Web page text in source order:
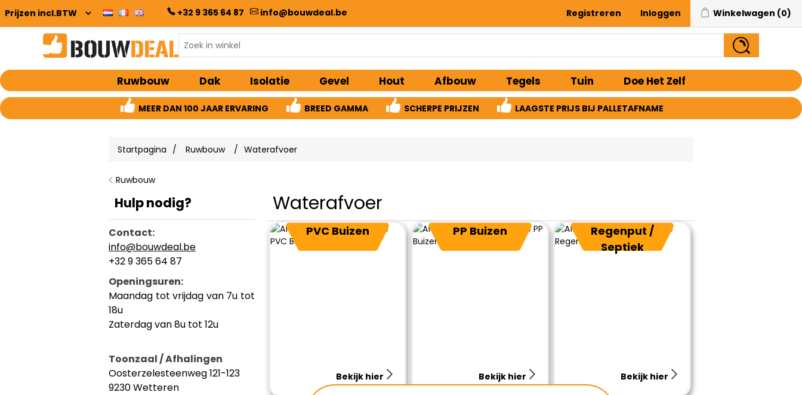
+32 9 365 64 87 info@bouwdeal.be Registreren Inloggen Winkelwagen (0)
Ruwbouw Dak Isolatie Gevel Hout Afbouw Tegels Tuin Doe Het Zelf
MEER DAN 100 JAAR ERVARING BREED GAMMA SCHERPE PRIJZEN LAAGSTE PRIJS BIJ PALLETAFNAME
Startpagina / Ruwbouw / Waterafvoer
Ruwbouw
Hulp nodig?
Contact:
info@bouwdeal.be
+32 9 365 64 87
Openingsuren:
Maandag tot vrijdag van 7u tot
18u
Zaterdag van 8u tot 12u
Toonzaal / Afhalingen
Oosterzelesteenweg 121-123
9230 Wetteren
Waterafvoer
PVC Buizen
Bekijk hier
PP Buizen
Bekijk hier
Regenput /
Septiek
Bekijk hier